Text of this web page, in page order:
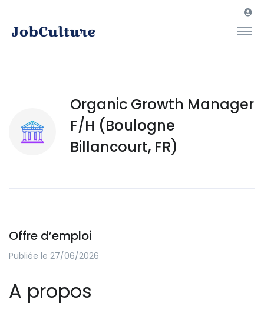
Organic Growth Manager
F/H (Boulogne
Billancourt, FR)
Offre d’emploi
Publiée le 27/06/2026
A propos